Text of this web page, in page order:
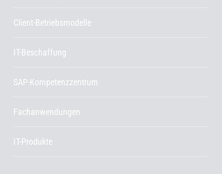
Client-Betriebsmodelle
IT-Beschaffung
SAP-Kompetenzzentrum
Fachanwendungen
IT-Produkte